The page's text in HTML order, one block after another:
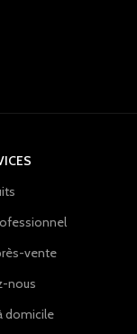
vente
nous
domicile